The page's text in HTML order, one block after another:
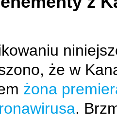
że w
żona
.